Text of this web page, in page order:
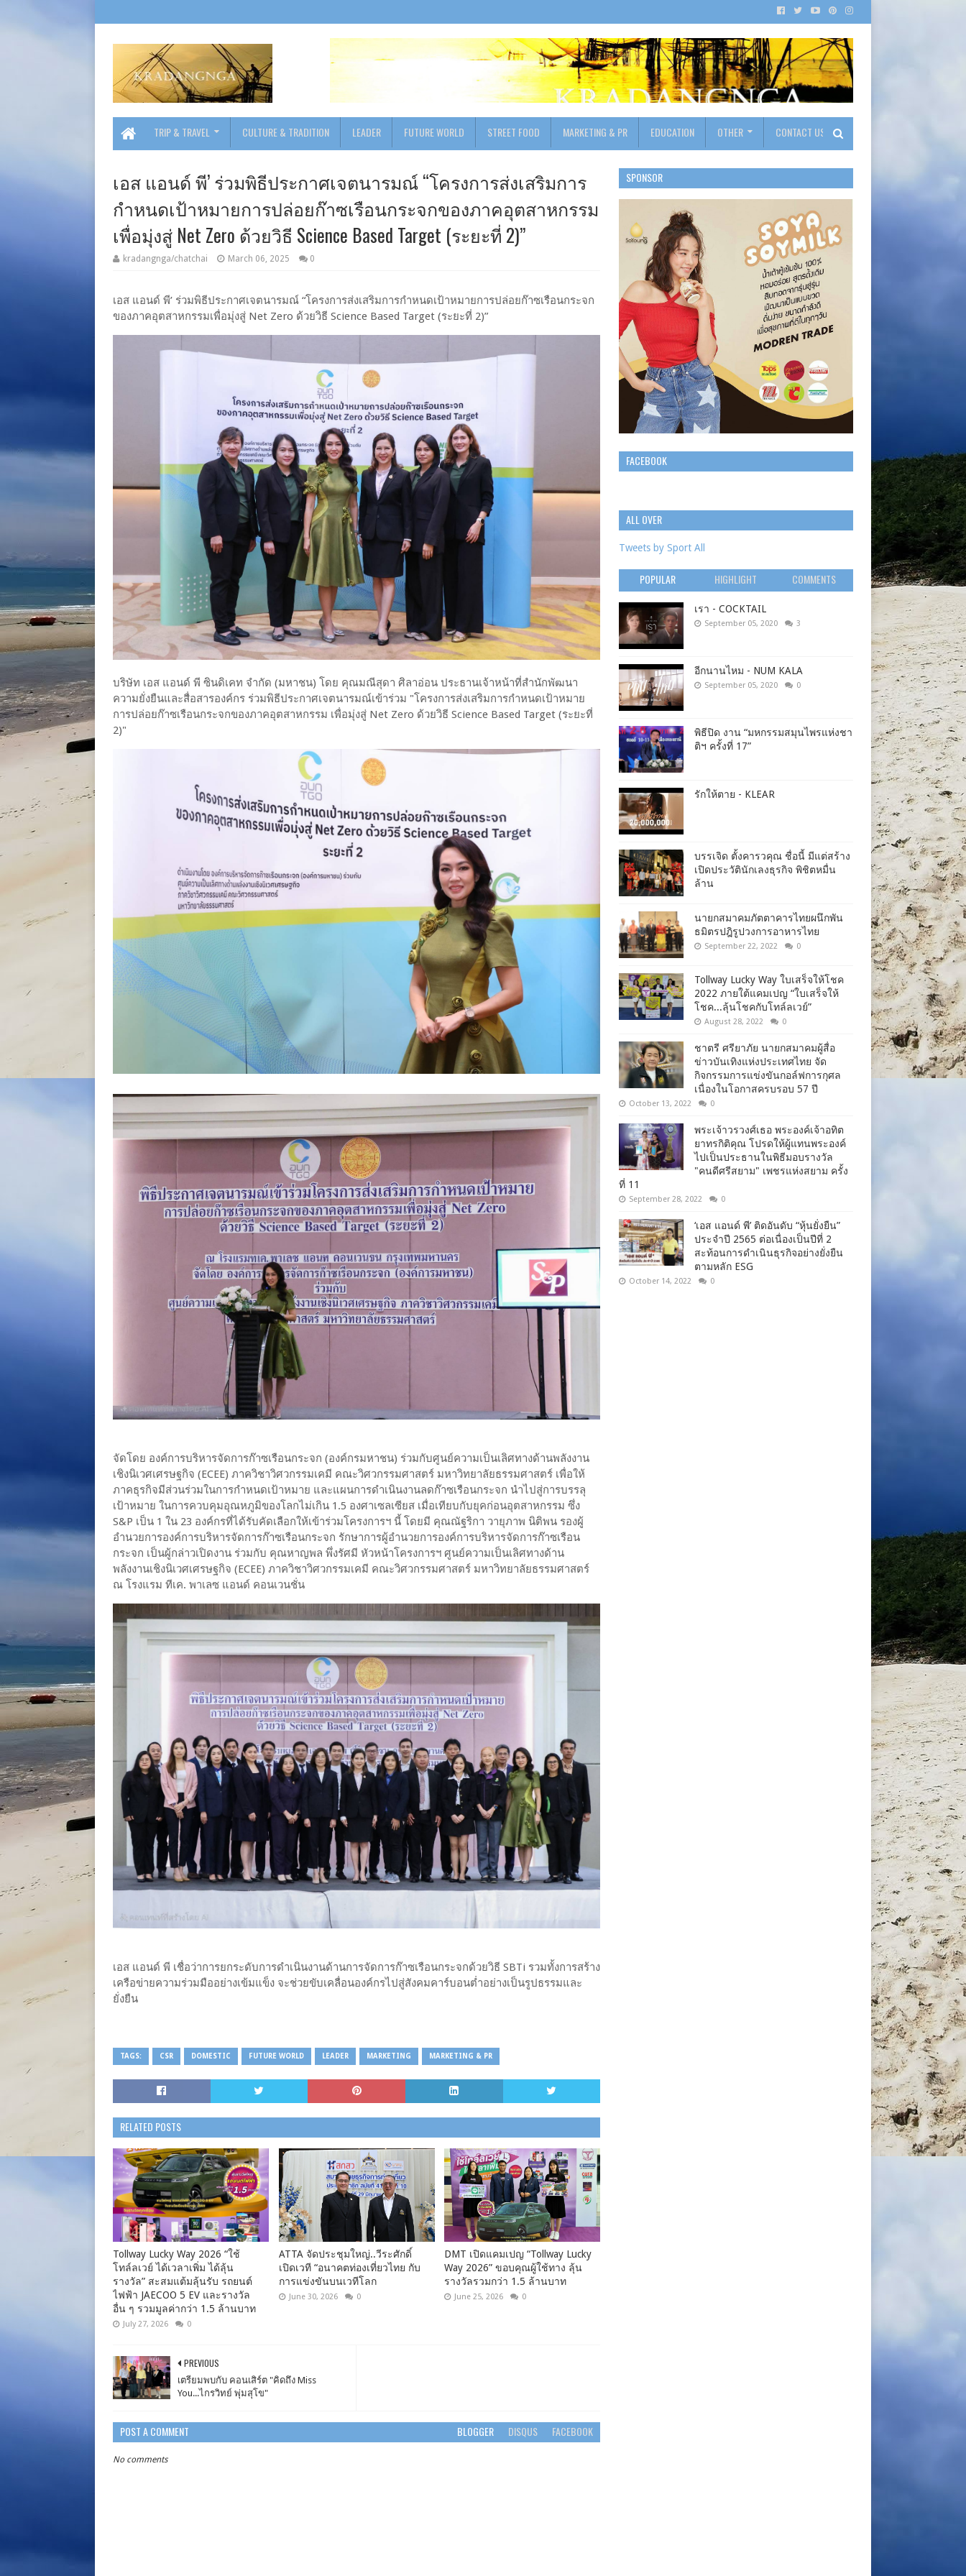
TRIP & TRAVEL CULTURE & TRADITION LEADER FUTURE WORLD STREET FOOD MARKETING & PR EDUCATION OTHER CONTACT US
เอส แอนด์ พี’ ร่วมพิธีประกาศเจตนารมณ์ “โครงการส่งเสริมการ
กำหนดเป้าหมายการปล่อยก๊าซเรือนกระจกของภาคอุตสาหกรรม
เพื่อมุ่งสู่ Net Zero ด้วยวิธี Science Based Target (ระยะที่ 2)”
kradangnga/chatchai March 06, 2025 0
เอส แอนด์ พี’ ร่วมพิธีประกาศเจตนารมณ์ “โครงการส่งเสริมการกำหนดเป้าหมายการปล่อยก๊าซเรือนกระจก
ของภาคอุตสาหกรรมเพื่อมุ่งสู่ Net Zero ด้วยวิธี Science Based Target (ระยะที่ 2)”
บริษัท เอส แอนด์ พี ซินดิเคท จำกัด (มหาชน) โดย คุณมณีสุดา ศิลาอ่อน ประธานเจ้าหน้าที่สำนักพัฒนา
ความยั่งยืนและสื่อสารองค์กร ร่วมพิธีประกาศเจตนารมณ์เข้าร่วม "โครงการส่งเสริมการกำหนดเป้าหมาย
การปล่อยก๊าซเรือนกระจกของภาคอุตสาหกรรม เพื่อมุ่งสู่ Net Zero ด้วยวิธี Science Based Target (ระยะที่
2)"
จัดโดย องค์การบริหารจัดการก๊าซเรือนกระจก (องค์กรมหาชน) ร่วมกับศูนย์ความเป็นเลิศทางด้านพลังงาน
เชิงนิเวศเศรษฐกิจ (ECEE) ภาควิชาวิศวกรรมเคมี คณะวิศวกรรมศาสตร์ มหาวิทยาลัยธรรมศาสตร์ เพื่อให้
ภาคธุรกิจมีส่วนร่วมในการกำหนดเป้าหมาย และแผนการดำเนินงานลดก๊าซเรือนกระจก นำไปสู่การบรรลุ
เป้าหมาย ในการควบคุมอุณหภูมิของโลกไม่เกิน 1.5 องศาเซลเซียส เมื่อเทียบกับยุคก่อนอุตสาหกรรม ซึ่ง
S&P เป็น 1 ใน 23 องค์กรที่ได้รับคัดเลือกให้เข้าร่วมโครงการฯ นี้ โดยมี คุณณัฐริกา วายุภาพ นิติพน รองผู้
อำนวยการองค์การบริหารจัดการก๊าซเรือนกระจก รักษาการผู้อำนวยการองค์การบริหารจัดการก๊าซเรือน
กระจก เป็นผู้กล่าวเปิดงาน ร่วมกับ คุณหาญพล พึ่งรัศมี หัวหน้าโครงการฯ ศูนย์ความเป็นเลิศทางด้าน
พลังงานเชิงนิเวศเศรษฐกิจ (ECEE) ภาควิชาวิศวกรรมเคมี คณะวิศวกรรมศาสตร์ มหาวิทยาลัยธรรมศาสตร์
ณ โรงแรม ทีเค. พาเลซ แอนด์ คอนเวนชั่น
เอส แอนด์ พี เชื่อว่าการยกระดับการดำเนินงานด้านการจัดการก๊าซเรือนกระจกด้วยวิธี SBTi รวมทั้งการสร้าง
เครือข่ายความร่วมมืออย่างเข้มแข็ง จะช่วยขับเคลื่อนองค์กรไปสู่สังคมคาร์บอนต่ำอย่างเป็นรูปธรรมและ
ยั่งยืน
TAGS: CSR DOMESTIC FUTURE WORLD LEADER MARKETING MARKETING & PR
RELATED POSTS
Tollway Lucky Way 2026 “ใช้
โทล์ลเวย์ ได้เวลาเพิ่ม ได้ลุ้น
รางวัล” สะสมแต้มลุ้นรับ รถยนต์
ไฟฟ้า JAECOO 5 EV และรางวัล
อื่น ๆ รวมมูลค่ากว่า 1.5 ล้านบาท
July 27, 2026 0
ATTA จัดประชุมใหญ่..วีระศักดิ์
เปิดเวที “อนาคตท่องเที่ยวไทย กับ
การแข่งขันบนเวทีโลก
June 30, 2026 0
DMT เปิดแคมเปญ “Tollway Lucky
Way 2026” ขอบคุณผู้ใช้ทาง ลุ้น
รางวัลรวมกว่า 1.5 ล้านบาท
June 25, 2026 0
PREVIOUS
เตรียมพบกับ คอนเสิร์ต "คิดถึง Miss
You...ไกรวิทย์ พุ่มสุโข"
POST A COMMENT BLOGGER DISQUS FACEBOOK
No comments
SPONSOR
FACEBOOK
ALL OVER
Tweets by Sport All
POPULAR HIGHLIGHT COMMENTS
เรา - COCKTAIL
September 05, 2020 3
อีกนานไหม - NUM KALA
September 05, 2020 0
พิธีปิด งาน “มหกรรมสมุนไพรแห่งชา
ติฯ ครั้งที่ 17”
รักให้ตาย - KLEAR
บรรเจิด ตั้งคารวคุณ ชื่อนี้ มีแต่สร้าง
เปิดประวัตินักเลงธุรกิจ พิชิตหมื่น
ล้าน
นายกสมาคมภัตตาคารไทยผนึกพัน
ธมิตรปฎิรูปวงการอาหารไทย
September 22, 2022 0
Tollway Lucky Way ใบเสร็จให้โชค
2022 ภายใต้แคมเปญ “ใบเสร็จให้
โชค...ลุ้นโชคกับโทล์ลเวย์”
August 28, 2022 0
ชาตรี​ ศรียาภัย​ นายกสมาคม​ผู้​สื่อ
ข่าว​บันเทิง​แห่ง​ประเทศไทย​ จัด
กิจกรรม​การแข่งขัน​กอล์ฟ​การ​กุศล​
เนื่อง​ใน​โอกาสครบรอบ​ 57​ ปี
October 13, 2022 0
พระเจ้าวรวงศ์เธอ พระองค์เจ้าอทิต
ยาทรกิติคุณ โปรดให้ผู้แทนพระองค์
ไปเป็นประธานในพิธีมอบรางวัล
"คนดีศรีสยาม" เพชรแห่งสยาม ครั้ง
ที่ 11
September 28, 2022 0
‘เอส แอนด์ พี’ ติดอันดับ “หุ้นยั่งยืน”
ประจำปี 2565 ต่อเนื่องเป็นปีที่ 2
สะท้อนการดำเนินธุรกิจอย่างยั่งยืน
ตามหลัก ESG
October 14, 2022 0